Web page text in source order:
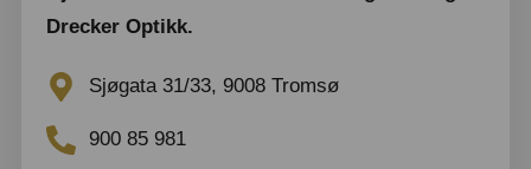
Drecker Optikk.
Sjøgata 31/33, 9008 Tromsø
900 85 981